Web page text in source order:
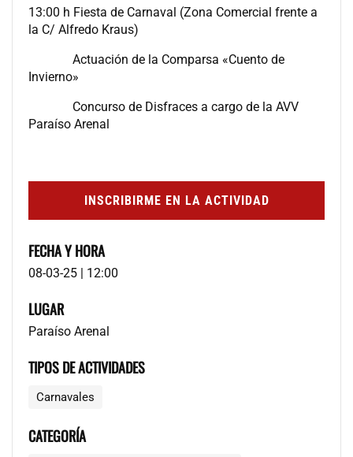
13:00 h Fiesta de Carnaval (Zona Comercial frente a
la C/ Alfredo Kraus)
Actuación de la Comparsa «Cuento de
Invierno»
Concurso de Disfraces a cargo de la AVV
Paraíso Arenal
INSCRIBIRME EN LA ACTIVIDAD
FECHA Y HORA
08-03-25 | 12:00
LUGAR
Paraíso Arenal
TIPOS DE ACTIVIDADES
Carnavales
CATEGORÍA